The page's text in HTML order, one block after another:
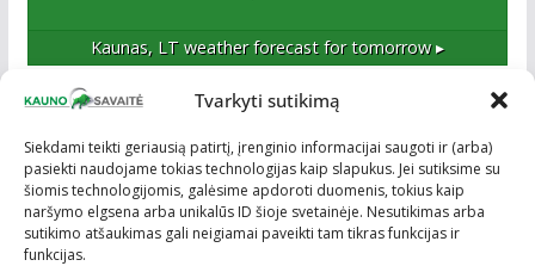
Tvarkyti sutikimą
Siekdami teikti geriausią patirtį, įrenginio informacijai saugoti ir (arba)
pasiekti naudojame tokias technologijas kaip slapukus. Jei sutiksime su
šiomis technologijomis, galėsime apdoroti duomenis, tokius kaip
naršymo elgsena arba unikalūs ID šioje svetainėje. Nesutikimas arba
sutikimo atšaukimas gali neigiamai paveikti tam tikras funkcijas ir
funkcijas.
Kaunas, LTweather forecast for tomorrow ▸
Esame naujas Kaune, tačiau veržlus ir profesionalus
kolektyvas. Ne naujokai žiniasklaidoje. Į Kauną
žengiame tvirtai įsitikinę savo sėkme.